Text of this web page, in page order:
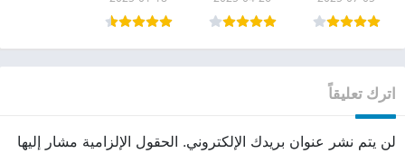
اترك تعليقاً
لن يتم نشر عنوان بريدك الإلكتروني. الحقول الإلزامية مشار إليها